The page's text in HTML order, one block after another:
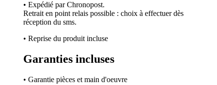
• Expédié par Chronopost.
Retrait en point relais possible : choix à effectuer dès
réception du sms.
• Reprise du produit incluse
Garanties incluses
• Garantie pièces et main d'oeuvre